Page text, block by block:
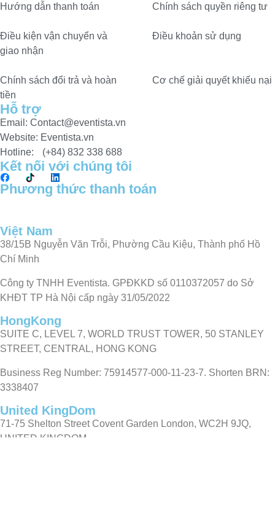
Hướng dẫn thanh toán
Chính sách quyền riêng tư​
Điều kiện vận chuyển và
giao nhận
Điều khoản sử dụng
Chính sách đổi trả và hoàn
tiền
Cơ chế giải quyết khiếu nại
Hỗ trợ
Email: Contact@eventista.vn
Website: Eventista.vn
Hotline: (+84) 832 338 688
Kết nối với chúng tôi
Phương thức thanh toán
Việt Nam
38/15B Nguyễn Văn Trỗi, Phường Cầu Kiệu, Thành phố Hồ
Chí Minh
Công ty TNHH Eventista. GPĐKKD số 0110372057 do Sở
KHĐT TP Hà Nội cấp ngày 31/05/2022
HongKong
SUITE C, LEVEL 7, WORLD TRUST TOWER, 50 STANLEY
STREET, CENTRAL, HONG KONG
Business Reg Number: 75914577-000-11-23-7. Shorten BRN:
3338407
United KingDom
71-75 Shelton Street Covent Garden London, WC2H 9JQ,
UNITED KINGDOM